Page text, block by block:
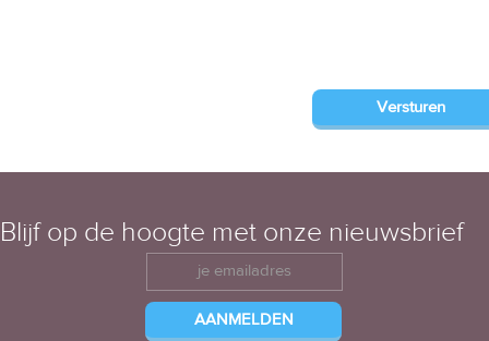
Blijf op de hoogte met onze nieuwsbrief